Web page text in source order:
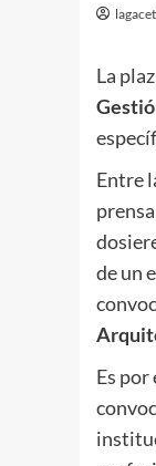
La
Entre
de un
Es